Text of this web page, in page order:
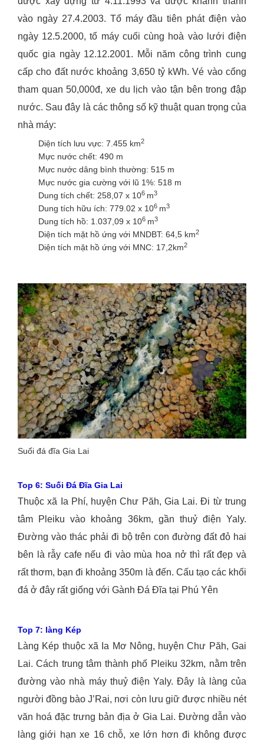
vào ngày 27.4.2003. Tổ máy đầu tiên phát điện vào
ngày 12.5.2000, tổ máy cuối cùng hoà vào lưới điện
quốc gia ngày 12.12.2001. Mỗi năm công trình cung
cấp cho đất nước khoảng 3,650 tỷ kWh. Vé vào cổng
tham quan 50,000đ, xe du lịch vào tận bên trong đập
nước. Sau đây là các thông số kỹ thuật quan trọng của
nhà máy:
Diện tích lưu vực: 7.455 km2
Mực nước chết: 490 m
Mực nước dâng bình thường: 515 m
Mực nước gia cường với lũ 1%: 518 m
Dung tích chết: 258,07 x 106 m3
Dung tích hữu ích: 779.02 x 106 m3
Dung tích hồ: 1.037,09 x 106 m3
Diện tích mặt hồ ứng với MNDBT: 64,5 km2
Diện tích mặt hồ ứng với MNC: 17,2km2
Suối đá đĩa Gia Lai
Top 6: Suối Đá Đĩa Gia Lai
Thuộc xã Ia Phí, huyện Chư Păh, Gia Lai. Đi từ trung
tâm Pleiku vào khoảng 36km, gần thuỷ điện Yaly.
Đường vào thác phải đi bộ trên con đường đất đỏ hai
bên là rẫy cafe nếu đi vào mùa hoa nở thì rất đẹp và
rất thơm, bạn đi khoảng 350m là đến. Cấu tạo các khối
đá ở đây rất giống với Gành Đá Đĩa tại Phú Yên
Top 7: làng Kép
Làng Kép thuộc xã Ia Mơ Nông, huyện Chư Păh, Gai
Lai. Cách trung tâm thành phố Pleiku 32km, nằm trên
đường vào nhà máy thuỷ điện Yaly. Đây là làng của
người đồng bào J’Rai, nơi còn lưu giữ được nhiều nét
văn hoá đặc trưng bản địa ở Gia Lai. Đường dẫn vào
làng giới hạn xe 16 chỗ, xe lớn hơn đi không được